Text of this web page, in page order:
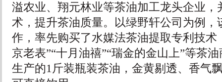
溢农业、翔元林业等茶油加工龙头企业，
术，提升茶油质量。以绿野轩公司为例，
作，率先购买了水媒法茶油提取专利技术
京老表”“十月油禧”“瑞金的金山上”等茶
生产的1斤装瓶装茶油，金黄剔透、香气